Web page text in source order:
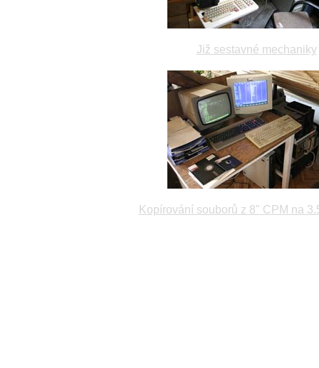
Již sestavné mechaniky
Kopírování souborů z 8" CPM na